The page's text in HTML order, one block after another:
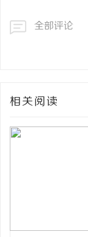
全部评论
相关阅读